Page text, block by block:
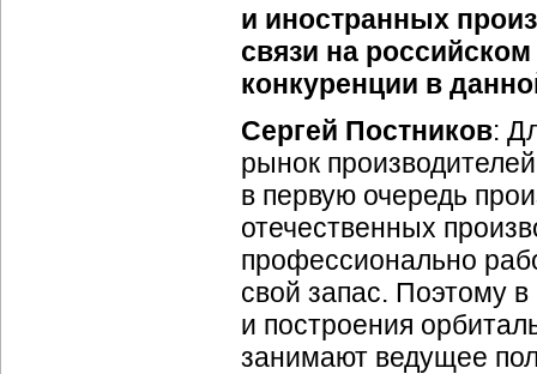
и иностранных
связи на
конкуренции в
Сергей Постников:
рынок
в первую очередь
отечественных
профессионально
свой запас. Поэтому в
и построения
занимают ведущее